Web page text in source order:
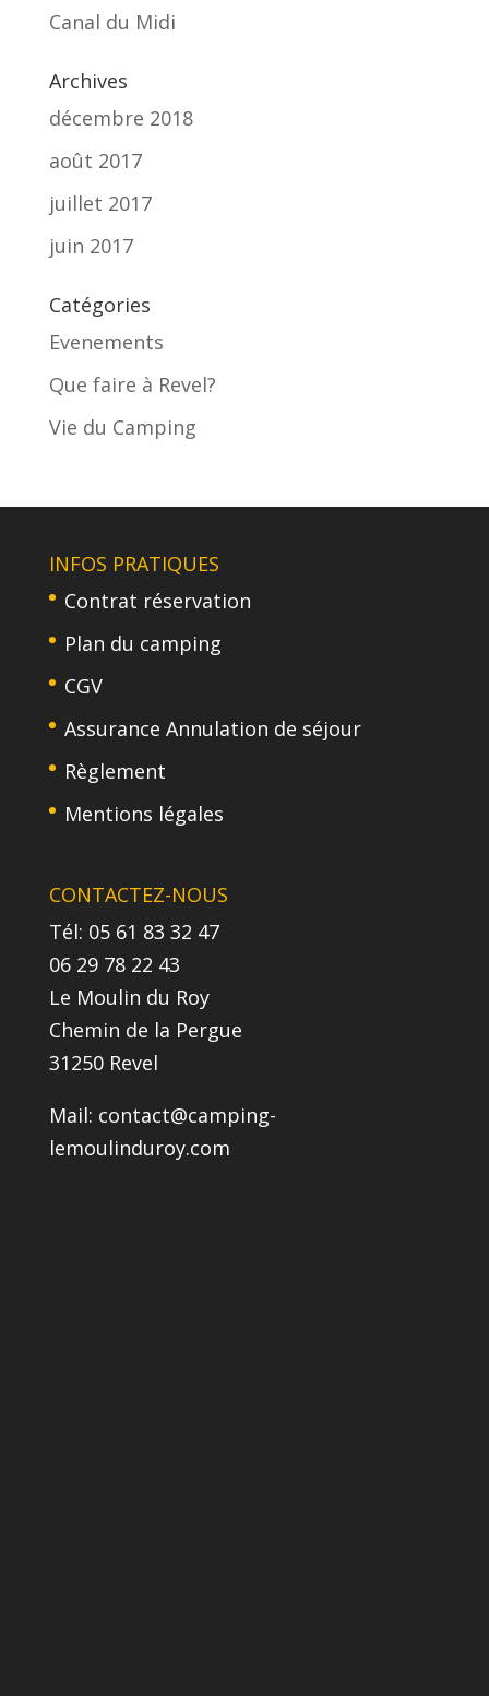
Canal du Midi
Archives
décembre 2018
août 2017
juillet 2017
juin 2017
Catégories
Evenements
Que faire à Revel?
Vie du Camping
INFOS PRATIQUES
Contrat réservation
Plan du camping
CGV
Assurance Annulation de séjour
Règlement
Mentions légales
CONTACTEZ-NOUS
Tél: 05 61 83 32 47
06 29 78 22 43
Le Moulin du Roy
Chemin de la Pergue
31250 Revel
Mail: contact@camping-
lemoulinduroy.com